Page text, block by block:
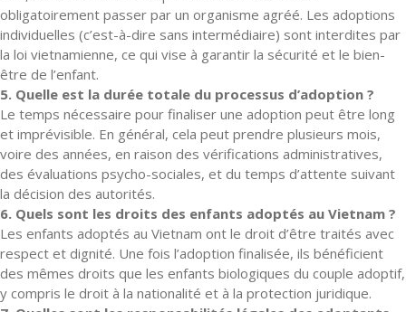
obligatoirement passer par un organisme agréé. Les adoptions
individuelles (c’est-à-dire sans intermédiaire) sont interdites par
la loi vietnamienne, ce qui vise à garantir la sécurité et le bien-
être de l’enfant.
5. Quelle est la durée totale du processus d’adoption ?
Le temps nécessaire pour finaliser une adoption peut être long
et imprévisible. En général, cela peut prendre plusieurs mois,
voire des années, en raison des vérifications administratives,
des évaluations psycho-sociales, et du temps d’attente suivant
la décision des autorités.
6. Quels sont les droits des enfants adoptés au Vietnam ?
Les enfants adoptés au Vietnam ont le droit d’être traités avec
respect et dignité. Une fois l’adoption finalisée, ils bénéficient
des mêmes droits que les enfants biologiques du couple adoptif,
y compris le droit à la nationalité et à la protection juridique.